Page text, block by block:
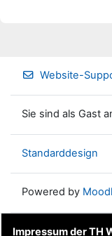
Website-
Sie sind als Gast
Standarddesign
Powered by
Impressum der TH